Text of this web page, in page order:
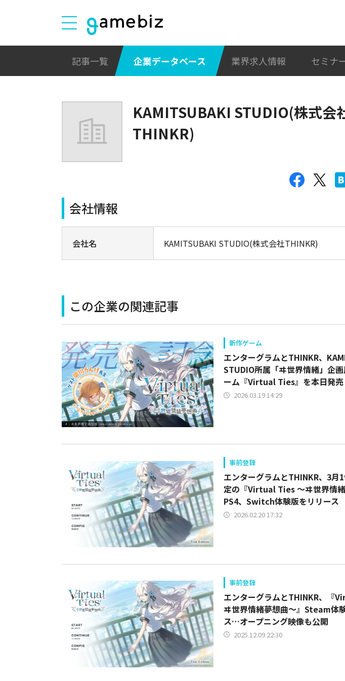
記事一覧 企業データベース 業界求人情報 セミナ
KAMITSUBAKI STUDIO(株式会
THINKR)
会社情報
会社名 KAMITSUBAKI STUDIO(株式会社THINKR)
この企業の関連記事
新作ゲーム
エンターグラムとTHINKR、
STUDIO所属「ヰ世界情緒」企
ーム『Virtual Ties』を本日発売
2026.03.19 14:29
事前登録
エンターグラムとTHINKR、3月
定の『Virtual Ties ～ヰ世界情
PS4、Switch体験版をリリース
2026.02.20 17:32
事前登録
エンターグラムとTHINKR、『
ヰ世界情緒夢想曲～』Steam体
ス…オープニング映像も公開
2025.12.09 22:30